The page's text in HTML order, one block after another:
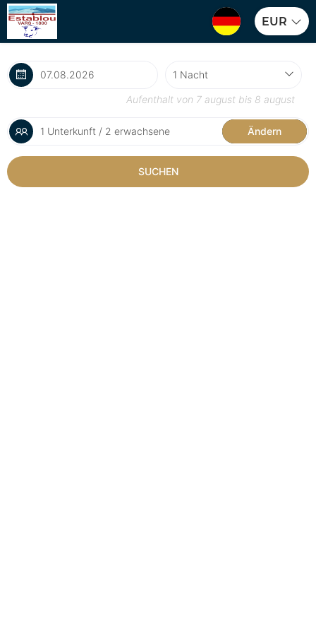
EUR
Aufenthalt von 7 august bis 8 august
1 Unterkunft / 2 erwachsene Ändern